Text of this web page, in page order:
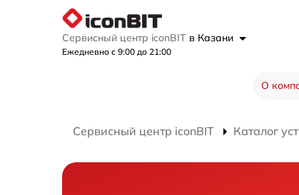
Сервисный центр iconBIT в Казани
Ежедневно с 9:00 до 21:00
О
Сервисный центр iconBIT Каталог